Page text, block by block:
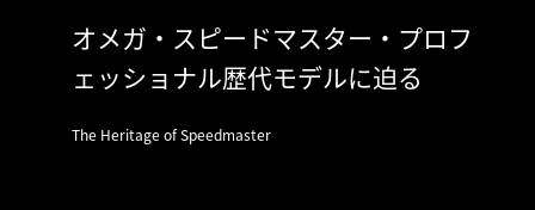
オメガ・スピードマスター・プロフ
ェッショナル歴代モデルに迫る
The Heritage of Speedmaster